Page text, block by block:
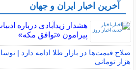
آخرین اخبار ایران و جهان
هشدار زیدآبادی درباره
پیرامون «توافق مکه»
هزار تومانی